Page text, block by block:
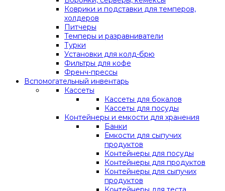
Коврики и подставки для темперов,
холдеров
Питчеры
Темперы и разравниватели
Турки
Установки для колд-брю
Фильтры для кофе
Френч-прессы
Вспомогательный инвентарь
Кассеты
Кассеты для бокалов
Кассеты для посуды
Контейнеры и емкости для хранения
Банки
Емкости для сыпучих
продуктов
Контейнеры для посуды
Контейнеры для продуктов
Контейнеры для сыпучих
продуктов